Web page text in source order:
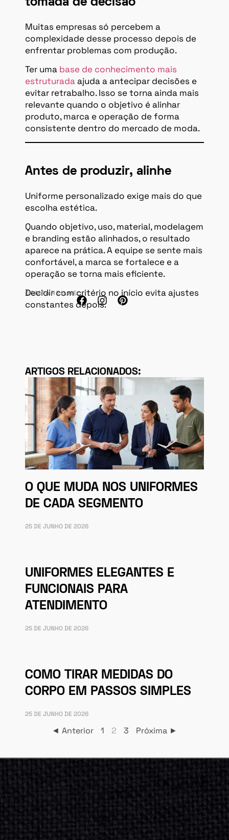
Muitas empresas só percebem a
complexidade desse processo depois de
enfrentar problemas com produção.
Ter uma base de conhecimento mais
estruturadaajuda a antecipar decisões e
evitar retrabalho. Isso se torna ainda mais
relevante quando o objetivo é alinhar
produto, marca e operação de forma
consistente dentro do mercado de moda.
Antes de produzir, alinhe
Uniforme personalizado exige mais do que
escolha estética.
Quando objetivo, uso, material, modelagem
e branding estão alinhados, o resultado
aparece na prática. A equipe se sente mais
confortável, a marca se fortalece e a
operação se torna mais eficiente.
Decidir com critério no início evita ajustes
constantes depois.
COMPARTILHE:
ARTIGOS RELACIONADOS:
O QUE MUDA NOS UNIFORMES
DE CADA SEGMENTO
25 DE JUNHO DE 2026
UNIFORMES ELEGANTES E
FUNCIONAIS PARA
ATENDIMENTO
25 DE JUNHO DE 2026
COMO TIRAR MEDIDAS DO
CORPO EM PASSOS SIMPLES
25 DE JUNHO DE 2026
◄ Anterior 1 2 3 Próxima ►